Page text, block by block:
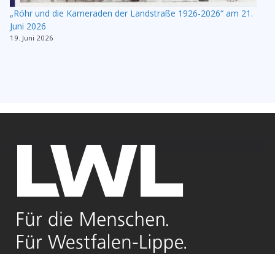
„Röhr und die Kameraden der Landstraße 1926-2026“ am 21.
Juni 2026
19. Juni 2026